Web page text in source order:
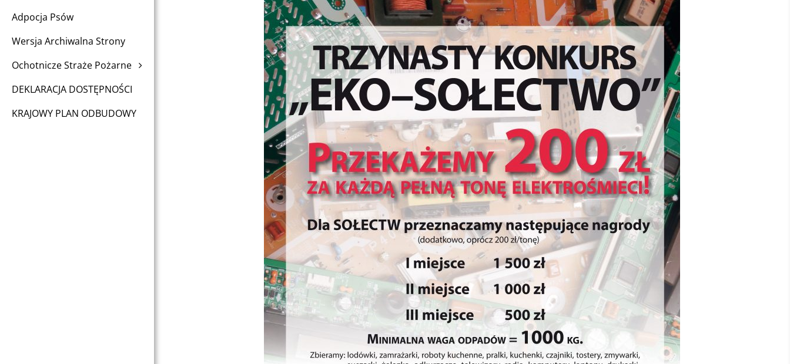
Adpocja Psów
Wersja Archiwalna Strony
Ochotnicze Straże Pożarne
DEKLARACJA DOSTĘPNOŚCI
KRAJOWY PLAN ODBUDOWY